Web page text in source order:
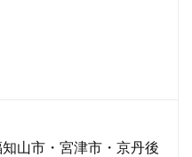
山市・宮津市・京丹後